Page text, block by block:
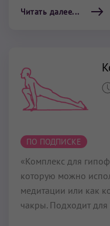
Читать далее...
ПО ПОДПИСКЕ
«Комплекс для
которую можно
медитации или как
чакры. Подходит